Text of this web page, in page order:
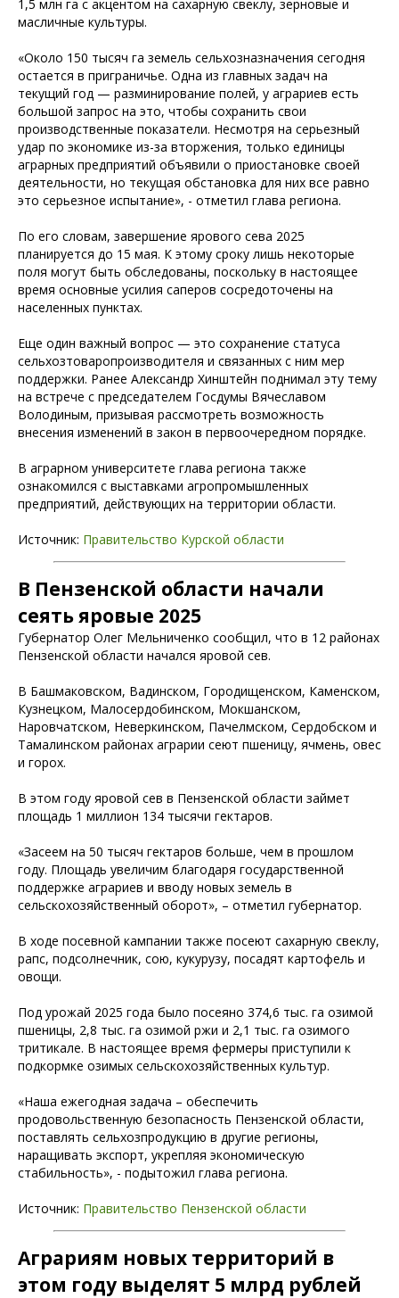
1,5 млн га с акцентом на сахарную свеклу, зерновые и
масличные культуры.
«Около 150 тысяч га земель сельхозназначения сегодня
остается в приграничье. Одна из главных задач на
текущий год — разминирование полей, у аграриев есть
большой запрос на это, чтобы сохранить свои
производственные показатели. Несмотря на серьезный
удар по экономике из-за вторжения, только единицы
аграрных предприятий объявили о приостановке своей
деятельности, но текущая обстановка для них все равно
это серьезное испытание», - отметил глава региона.
По его словам, завершение ярового сева 2025
планируется до 15 мая. К этому сроку лишь некоторые
поля могут быть обследованы, поскольку в настоящее
время основные усилия саперов сосредоточены на
населенных пунктах.
Еще один важный вопрос — это сохранение статуса
сельхозтоваропроизводителя и связанных с ним мер
поддержки. Ранее Александр Хинштейн поднимал эту тему
на встрече с председателем Госдумы Вячеславом
Володиным, призывая рассмотреть возможность
внесения изменений в закон в первоочередном порядке.
В аграрном университете глава региона также
ознакомился с выставками агропромышленных
предприятий, действующих на территории области.
Источник: Правительство Курской области
В Пензенской области начали
сеять яровые 2025
Губернатор Олег Мельниченко сообщил, что в 12 районах
Пензенской области начался яровой сев.
В Башмаковском, Вадинском, Городищенском, Каменском,
Кузнецком, Малосердобинском, Мокшанском,
Наровчатском, Неверкинском, Пачелмском, Сердобском и
Тамалинском районах аграрии сеют пшеницу, ячмень, овес
и горох.
В этом году яровой сев в Пензенской области займет
площадь 1 миллион 134 тысячи гектаров.
«Засеем на 50 тысяч гектаров больше, чем в прошлом
году. Площадь увеличим благодаря государственной
поддержке аграриев и вводу новых земель в
сельскохозяйственный оборот», – отметил губернатор.
В ходе посевной кампании также посеют сахарную свеклу,
рапс, подсолнечник, сою, кукурузу, посадят картофель и
овощи.
Под урожай 2025 года было посеяно 374,6 тыс. га озимой
пшеницы, 2,8 тыс. га озимой ржи и 2,1 тыс. га озимого
тритикале. В настоящее время фермеры приступили к
подкормке озимых сельскохозяйственных культур.
«Наша ежегодная задача – обеспечить
продовольственную безопасность Пензенской области,
поставлять сельхозпродукцию в другие регионы,
наращивать экспорт, укрепляя экономическую
стабильность», - подытожил глава региона.
Источник: Правительство Пензенской области
Аграриям новых территорий в
этом году выделят 5 млрд рублей